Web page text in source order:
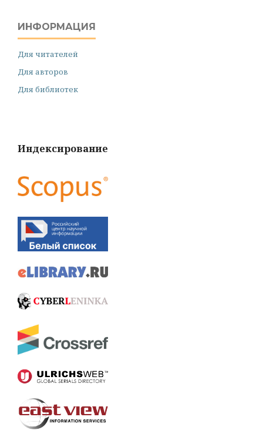
ИНФОРМАЦИЯ
Для читателей
Для авторов
Для библиотек
Индексирование